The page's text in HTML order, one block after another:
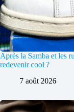
Après la Samba et les
redevenir cool ?
7 août 2026